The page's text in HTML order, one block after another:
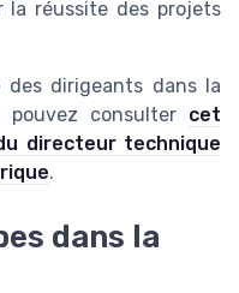
la réussite des projets
dirigeants dans la
consulter cet
directeur technique
.
dans la